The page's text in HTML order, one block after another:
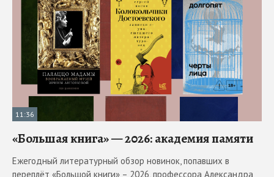
11:36
«Большая книга» — 2026: академия памяти
Ежегодный литературный обзор новинок, попавших в
переплёт «Большой книги» – 2026, профессора Александра